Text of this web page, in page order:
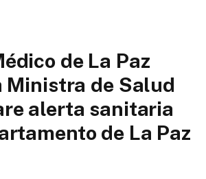
de La Paz
Ministra de Salud
alerta sanitaria
de La Paz